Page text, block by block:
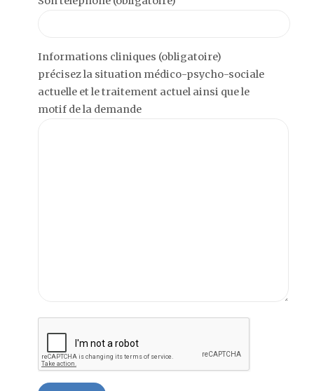
Informations cliniques (obligatoire)
précisez la situation médico-psycho-sociale
actuelle et le traitement actuel ainsi que le
motif de la demande